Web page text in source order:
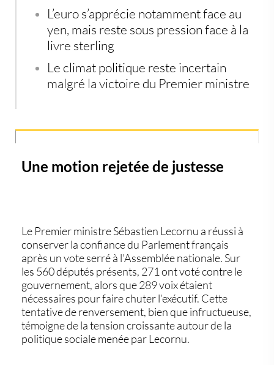
L’euro s’apprécie notamment face au
yen, mais reste sous pression face à la
livre sterling
Le climat politique reste incertain
malgré la victoire du Premier ministre
Une motion rejetée de justesse
Le Premier ministreSébastien Lecornu a réussi à
conserver la confiance du Parlement français
après un vote serré à l’Assemblée nationale. Sur
les 560 députés présents, 271 ont voté contre le
gouvernement, alors que289 voixétaient
nécessaires pour faire chuter l’exécutif. Cette
tentative de renversement, bien que infructueuse,
témoigne de la tension croissante autour de la
politique sociale menée par Lecornu.